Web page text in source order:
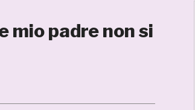
mio padre non si